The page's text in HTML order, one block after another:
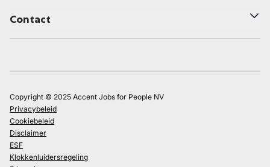
Contact
Copyright © 2025 Accent Jobs for People NV
Privacybeleid
Cookiebeleid
Disclaimer
ESF
Klokkenluidersregeling